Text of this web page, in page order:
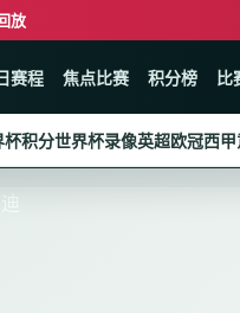
放
赛程 焦点比赛 积分榜 比
杯积分世界杯录像英超欧冠西甲